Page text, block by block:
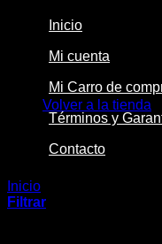
Volver a la tienda
Inicio
Mi cuenta
Mi Carro de
Términos y
Contacto
Inicio
Filtrar